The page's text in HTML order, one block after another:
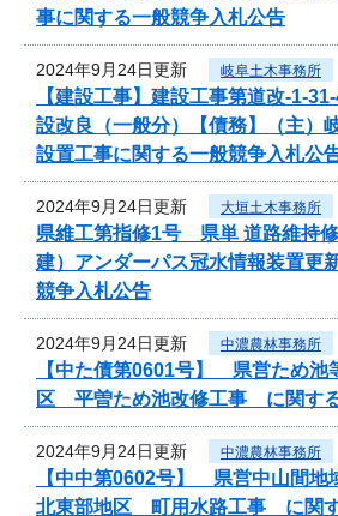
事に関する一般競争入札公告
2024年9月24日更新 岐阜土木事務所
【建設工事】建設工事第道改-1-
設改良（一般分）【債務】（主
設置工事に関する一般競争入札公
2024年9月24日更新 大垣土木事務所
県維工第指修1号 県単 道路維持
建）アンダーパス冠水情報装置更
競争入札公告
2024年9月24日更新 中濃農林事務所
【中た債第0601号】 県営ため
区 平曽ため池改修工事 に関す
2024年9月24日更新 中濃農林事務所
【中中第0602号】 県営中山間
北東部地区 町用水路工事 に関